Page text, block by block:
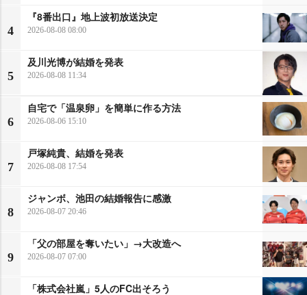
4
『8番出口』地上波初放送決定
2026-08-08 08:00
5
及川光博が結婚を発表
2026-08-08 11:34
6
自宅で「温泉卵」を簡単に作る方法
2026-08-06 15:10
7
戸塚純貴、結婚を発表
2026-08-08 17:54
8
ジャンボ、池田の結婚報告に感激
2026-08-07 20:46
9
「父の部屋を奪いたい」→大改造へ
2026-08-07 07:00
「株式会社嵐」5人のFC出そろう